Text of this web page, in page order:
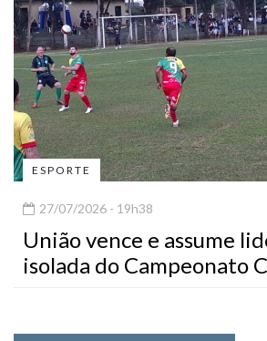
ESPORTE
27/07/2026 - 19h38
União vence e assume
isolada do Campeonato